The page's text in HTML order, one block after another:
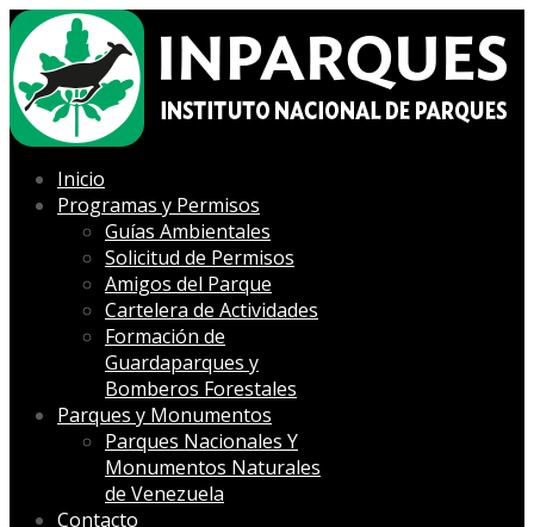
Inicio
Programas y Permisos
Guías Ambientales
Solicitud de Permisos
Amigos del Parque
Cartelera de Actividades
Formación de
Guardaparques y
Bomberos Forestales
Parques y Monumentos
Parques Nacionales Y
Monumentos Naturales
de Venezuela
Contacto